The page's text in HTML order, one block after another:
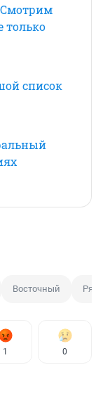
Смотрим
только
список
Восточный
1 0